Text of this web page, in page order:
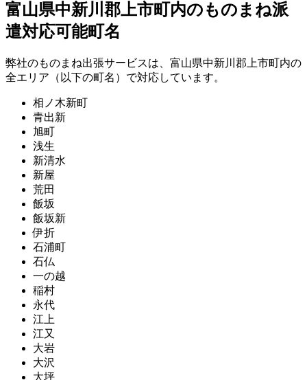
富山県中新川郡上市町内のものまね派
遣対応可能町名
弊社のものまね出張サービスは、富山県中新川郡上市町内の
全エリア（以下の町名）で対応しています。
相ノ木新町
青出新
旭町
浅生
新清水
新屋
荒田
飯坂
飯坂新
伊折
石浦町
石仏
一の越
稲村
永代
江上
江又
大岩
大沢
大坪